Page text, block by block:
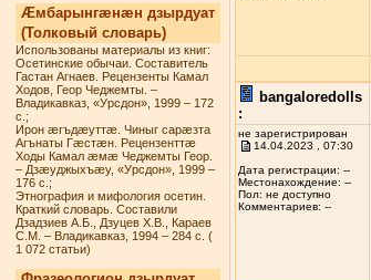
Æмбарынгæнæн дзырдуат
(Толковый словарь)
Использованы материалы из книг:
Осетинские обычаи. Составитель
Гастан Агнаев. Рецензенты Камал
Ходов, Геор Чеджемты. –
Владикавказ, «Урсдон», 1999 – 172
с.;
Ирон æгъдæуттæ. Чиныг сарæзта
Агънаты Гæстæн. Рецензенттæ
Ходы Камал æмæ Чеджемты Геор.
– Дзæуджыхъæу, «Урсдон», 1999 –
176 с.;
Этнография и мифология осетин.
Краткий словарь. Составили
Дзадзиев А.Б., Дзуцев Х.В., Караев
С.М. – Владикавказ, 1994 – 284 с. (
1 072 статьи)
bangaloredolls
:
не зарегистрирован
14.04.2023 , 07:30
Дата регистрации: --
Местонахождение: --
Пол: не доступно
Комментариев: --